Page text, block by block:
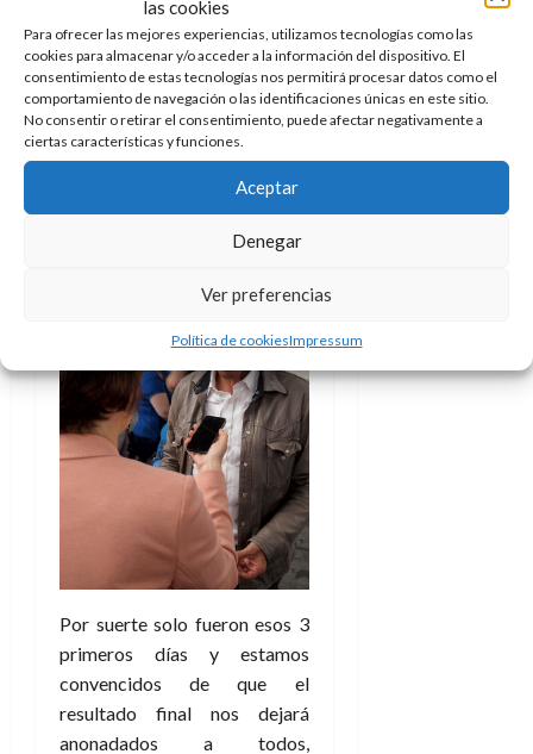
las cookies
Para ofrecer las mejores experiencias, utilizamos tecnologías como las
cookies para almacenar y/o acceder a la información del dispositivo. El
consentimiento de estas tecnologías nos permitirá procesar datos como el
comportamiento de navegación o las identificaciones únicas en este sitio.
No consentir o retirar el consentimiento, puede afectar negativamente a
ciertas características y funciones.
Aceptar
Denegar
Ver preferencias
Política de cookiesImpressum
una capacidad de reacción
instantánea y yo iba 1s. por
detrás. Sucedían las cosas y
tras ese segundo yo me
enteraba.
Gracias por tus palabras y
Por suerte solo fueron esos 3
primeros días y estamos
convencidos de que el
resultado final nos dejará
anonadados a todos,
t
u
r
a
t
o
r
n
e
A
p
o
a
i
7